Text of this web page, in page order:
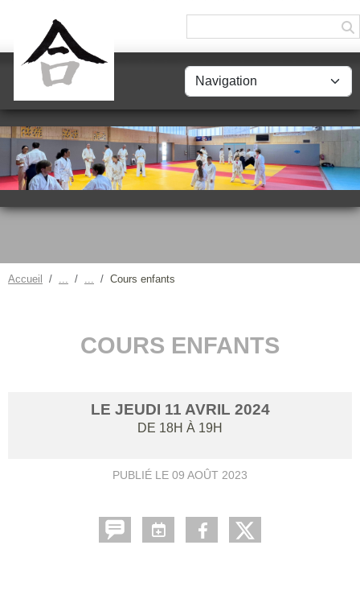
Accueil Cours enfants
COURS ENFANTS
LE JEUDI 11 AVRIL 2024
DE 18H À 19H
PUBLIÉ LE 09 AOÛT 2023